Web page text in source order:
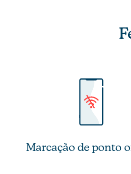
Marcação de ponto